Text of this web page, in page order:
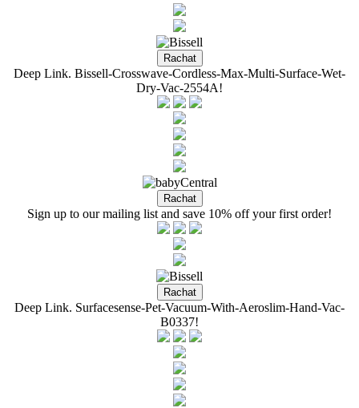
Deep Link. Bissell-Crosswave-Cordless-Max-Multi-Surface-Wet-
Dry-Vac-2554A!
Sign up to our mailing list and save 10% off your first order!
Deep Link. Surfacesense-Pet-Vacuum-With-Aeroslim-Hand-Vac-
B0337!